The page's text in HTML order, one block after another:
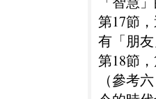
第17節
有「朋
第18節
（參考